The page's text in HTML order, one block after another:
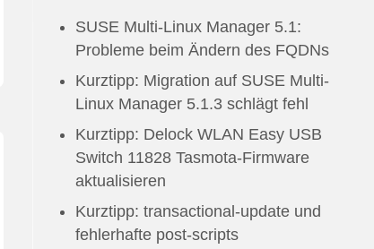
SUSE Multi-Linux Manager 5.1:
Probleme beim Ändern des FQDNs
Kurztipp: Migration auf SUSE Multi-
Linux Manager 5.1.3 schlägt fehl
Kurztipp: Delock WLAN Easy USB
Switch 11828 Tasmota-Firmware
aktualisieren
Kurztipp: transactional-update und
fehlerhafte post-scripts